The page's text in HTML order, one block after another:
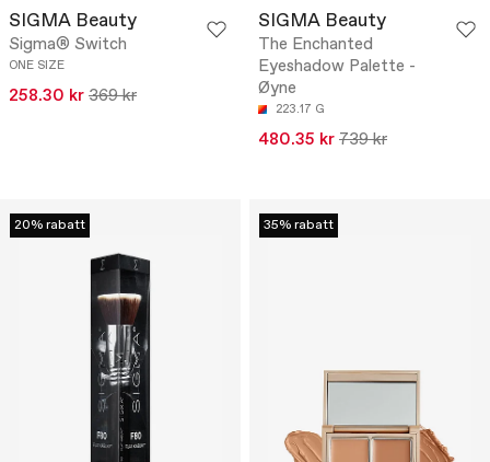
SIGMA Beauty
Sigma® Switch
ONE SIZE
258.30 kr 369 kr
SIGMA Beauty
The Enchanted
Eyeshadow Palette -
Øyne
223.17 G
480.35 kr 739 kr
20% rabatt 35% rabatt